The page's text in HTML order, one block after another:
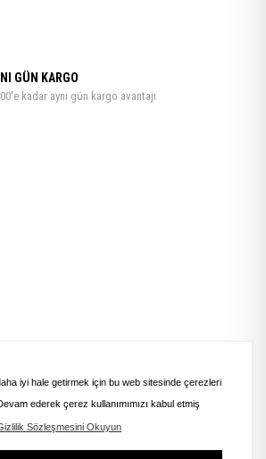
iyi hale getirmek için bu web sitesinde çerezleri
ederek çerez kullanımımızı kabul etmiş
Sözleşmesini Okuyun
GÜN KARGO
kadar aynı gün kargo avantajı